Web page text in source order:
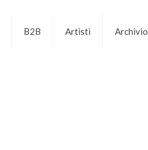
B2B Artisti Archivio